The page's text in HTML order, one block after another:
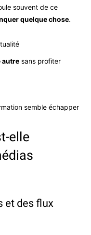
souvent de ce
quelque chose.
autre sans profiter
semble échapper
elle
et des flux